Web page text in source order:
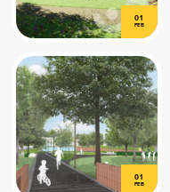
01
FEB
01
FEB